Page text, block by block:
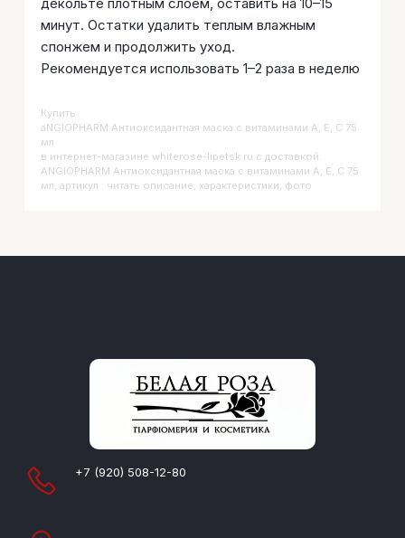
минут. Остатки удалить теплым влажным
спонжем и продолжить уход.
Рекомендуется использовать 1–2 раза в неделю
Купить
ANGIOPHARM Антиоксидантная маска с витаминами A, E, C 75
мл
в интернет-магазине whiterose-lipetsk.ru с доставкой.
ANGIOPHARM Антиоксидантная маска с витаминами A, E, C 75
мл, артикул : читать описание, характеристики, фото
+7 (920) 508-12-80